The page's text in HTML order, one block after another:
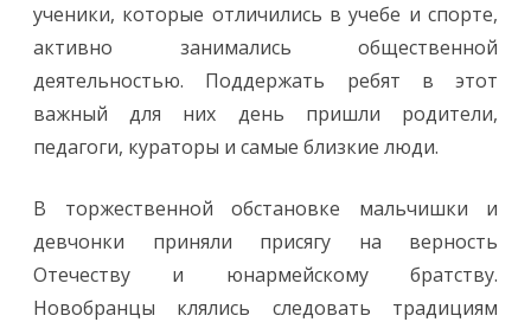
ученики, которые отличились в учебе и спорте,
активно занимались общественной
деятельностью. Поддержать ребят в этот
важный для них день пришли родители,
педагоги, кураторы и самые близкие люди.
В торжественной обстановке мальчишки и
девчонки приняли присягу на верность
Отечеству и юнармейскому братству.
Новобранцы клялись следовать традициям